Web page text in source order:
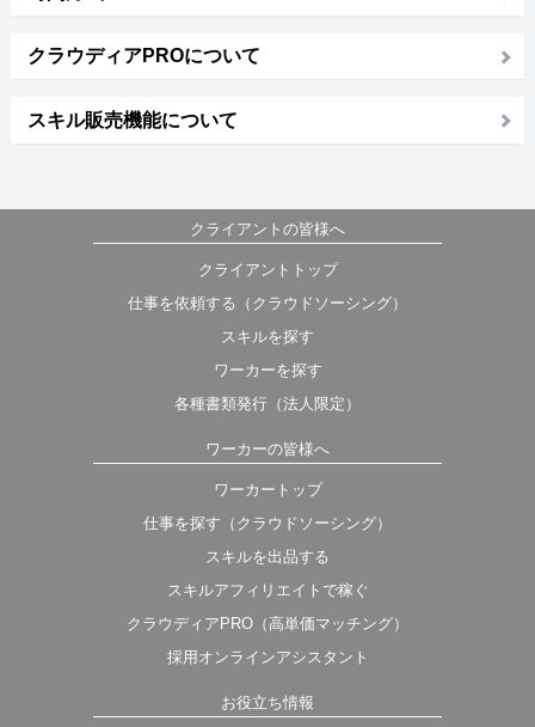
クラウディアPROについて
スキル販売機能について
クライアントの皆様へ
クライアントトップ
仕事を依頼する（クラウドソーシング）
スキルを探す
ワーカーを探す
各種書類発行（法人限定）
ワーカーの皆様へ
ワーカートップ
仕事を探す（クラウドソーシング）
スキルを出品する
スキルアフィリエイトで稼ぐ
クラウディアPRO（高単価マッチング）
採用オンラインアシスタント
お役立ち情報